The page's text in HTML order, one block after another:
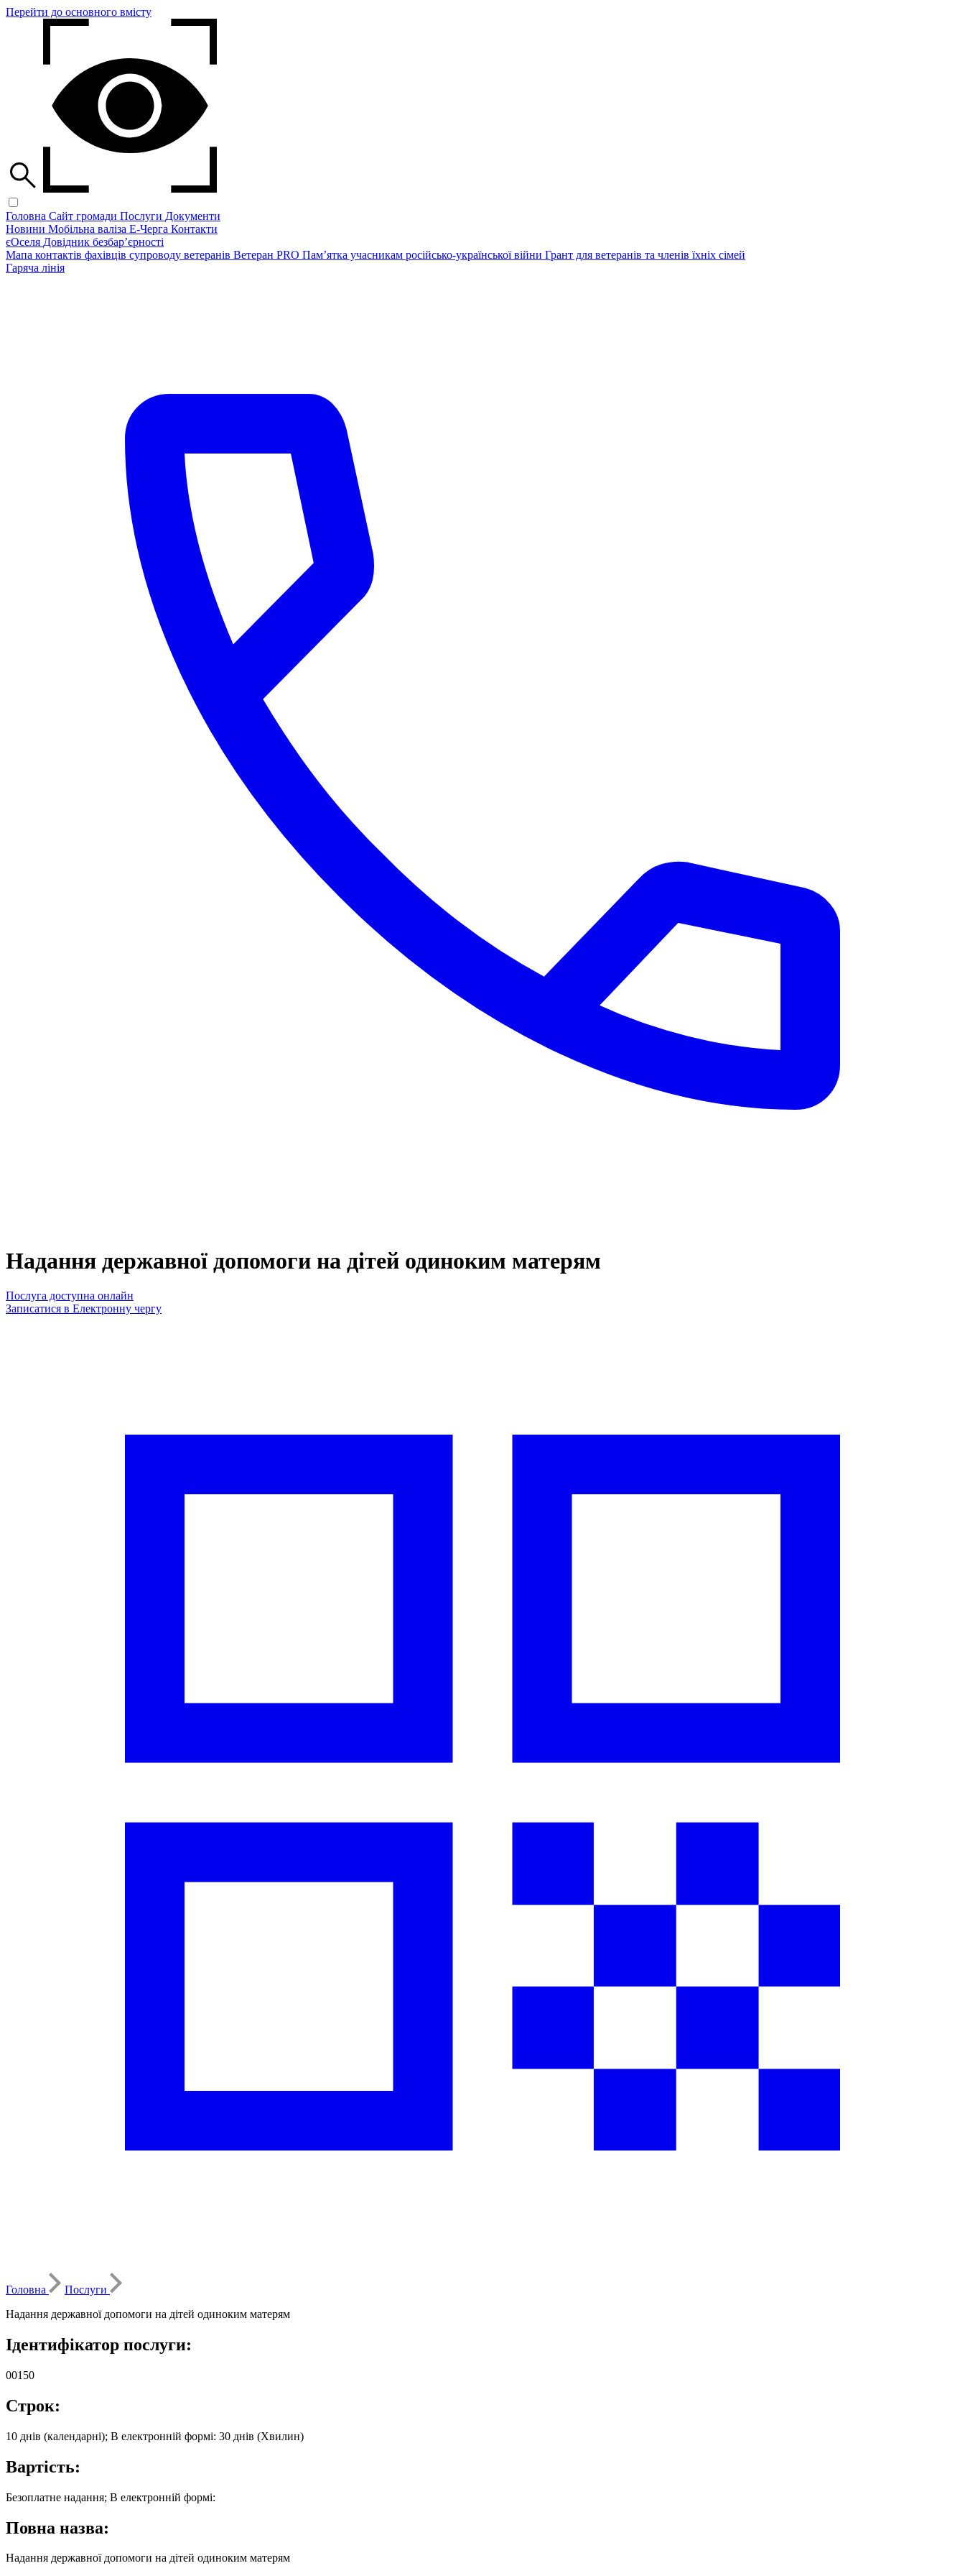
Перейти до основного вмісту
Головна Сайт громади Послуги Документи
Новини Мобільна валіза Е-Черга Контакти
єОселя Довідник безбар’єрності
Мапа контактів фахівців супроводу ветеранів Ветеран PRO Пам’ятка учасникам російсько-української війни Грант для ветеранів та членів їхніх сімей
Гаряча лінія
Надання державної допомоги на дітей одиноким матерям
Послуга доступна онлайн
Записатися в Електронну чергу
Головна
Послуги
Надання державної допомоги на дітей одиноким матерям
Ідентифікатор послуги:
00150
Строк:
10 днів (календарні); В електронній формі: 30 днів (Хвилин)
Вартість:
Безоплатне надання; В електронній формі:
Повна назва:
Надання державної допомоги на дітей одиноким матерям